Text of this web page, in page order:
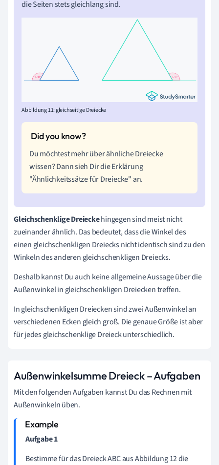
die Seiten stets gleichlang sind.
Abbildung 11: gleichseitige Dreiecke
Du möchtest mehr über ähnliche Dreiecke
wissen? Dann sieh Dir die Erklärung
"Ähnlichkeitssätze für Dreiecke" an.
Gleichschenklige Dreieckehingegen sind meist nicht
zueinander ähnlich. Das bedeutet, dass die Winkel des
einen gleichschenkligen Dreiecks nicht identisch sind zu den
Winkeln des anderen gleichschenkligen Dreiecks.
Deshalb kannst Du auch keine allgemeine Aussage über die
Außenwinkel in gleichschenkligen Dreiecken treffen.
In gleichschenkligen Dreiecken sind zwei Außenwinkel an
verschiedenen Ecken gleich groß. Die genaue Größe ist aber
für jedes gleichschenklige Dreieck unterschiedlich.
Außenwinkelsumme Dreieck – Aufgaben
Mit den folgenden Aufgaben kannst Du das Rechnen mit
Außenwinkeln üben.
Aufgabe 1
Bestimme für das Dreieck ABC aus Abbildung 12 die